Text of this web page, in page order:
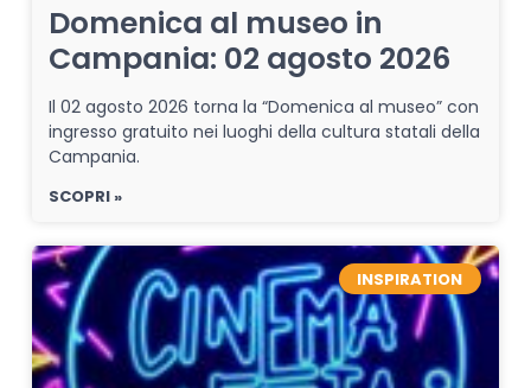
Domenica al museo in
Campania: 02 agosto 2026
Il 02 agosto 2026 torna la “Domenica al museo” con
ingresso gratuito nei luoghi della cultura statali della
Campania.
SCOPRI »
INSPIRATION